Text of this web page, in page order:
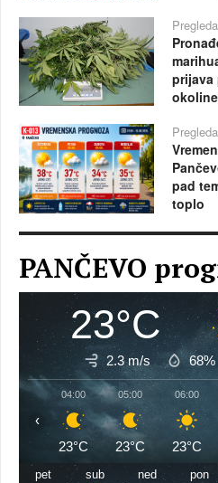
prijava
pad
toplo
PANČEVO
23°C
2.3 m/s 68%
04:00
23°C
05:00
23°C
06:00
23°C
‹
pet sub ned pon